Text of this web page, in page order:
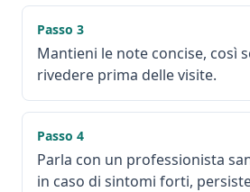
Passo 3
Mantieni le note concise, così
rivedere prima delle visite.
Passo 4
Parla con un professionista
in caso di sintomi forti,